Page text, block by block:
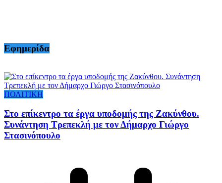
Εφημερίδα
ΠΟΛΙΤΙΚΗ
Στο επίκεντρο τα έργα υποδομής της Ζακύνθου.
Συνάντηση Τρεπεκλή με τον Δήμαρχο Γιώργο
Στασινόπουλο